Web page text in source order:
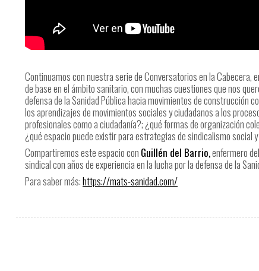
Continuamos con nuestra serie de Conversatorios en la
de base en el ámbito sanitario, con muchas cuestiones que nos
defensa de la Sanidad Pública hacia movimientos de construcción
los aprendizajes de movimientos sociales y ciudadanos a los
profesionales como a ciudadanía?; ¿qué formas de organización
¿qué espacio puede existir para estrategias de sindicalismo social
Compartiremos este espacio con Guillén del Barrio,enfermero
sindical con años de experiencia en la lucha por la defensa de la
Para saber más:https://mats-sanidad.com/